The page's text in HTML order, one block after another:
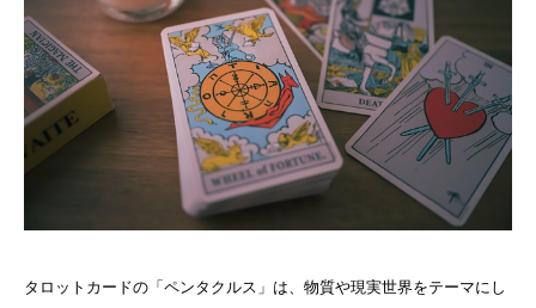
タロットカードの「ペンタクルス」は、物質や現実世界をテーマにし